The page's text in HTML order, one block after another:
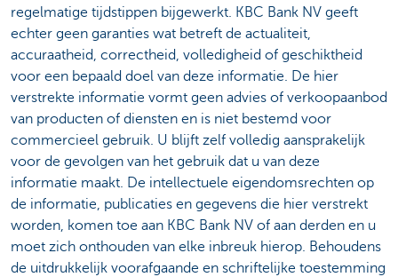
regelmatige tijdstippen bijgewerkt. KBC Bank NV geeft
echter geen garanties wat betreft de actualiteit,
accuraatheid, correctheid, volledigheid of geschiktheid
voor een bepaald doel van deze informatie. De hier
verstrekte informatie vormt geen advies of verkoopaanbod
van producten of diensten en is niet bestemd voor
commercieel gebruik. U blijft zelf volledig aansprakelijk
voor de gevolgen van het gebruik dat u van deze
informatie maakt. De intellectuele eigendomsrechten op
de informatie, publicaties en gegevens die hier verstrekt
worden, komen toe aan KBC Bank NV of aan derden en u
moet zich onthouden van elke inbreuk hierop. Behoudens
de uitdrukkelijk voorafgaande en schriftelijke toestemming